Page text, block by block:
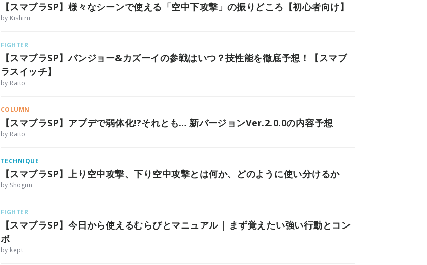
【スマブラSP】様々なシーンで使える「空中下攻撃」の振りどころ【初心者向け】
by Kishiru
FIGHTER
【スマブラSP】バンジョー&カズーイの参戦はいつ？技性能を徹底予想！【スマブ
ラスイッチ】
by Raito
COLUMN
【スマブラSP】アプデで弱体化!?それとも… 新バージョンVer.2.0.0の内容予想
by Raito
TECHNIQUE
【スマブラSP】上り空中攻撃、下り空中攻撃とは何か、どのように使い分けるか
by Shogun
FIGHTER
【スマブラSP】今日から使えるむらびとマニュアル | まず覚えたい強い行動とコン
ボ
by kept